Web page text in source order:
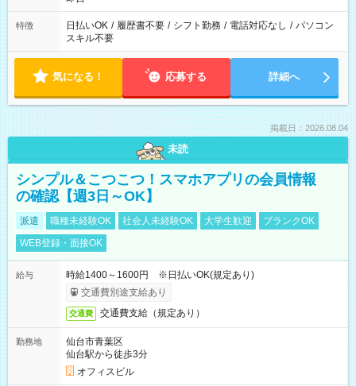
特徴 日払いOK / 履歴書不要 / シフト勤務 / 電話対応なし / パソコン
スキル不要
気になる！ 応募する 詳細へ
掲載日：2026.08.04
未読
シンプル＆こつこつ！スマホアプリの会員情報
の確認【週3日～OK】
派遣 職種未経験OK 社会人未経験OK 大学生歓迎
ブランクOK
WEB登録・面接OK
給与
時給1400～1600円 ※日払いOK(規定あり)
交通費別途支給あり
交通費 交通費支給（規定あり）
勤務地
仙台市青葉区
仙台駅から徒歩3分
オフィスビル